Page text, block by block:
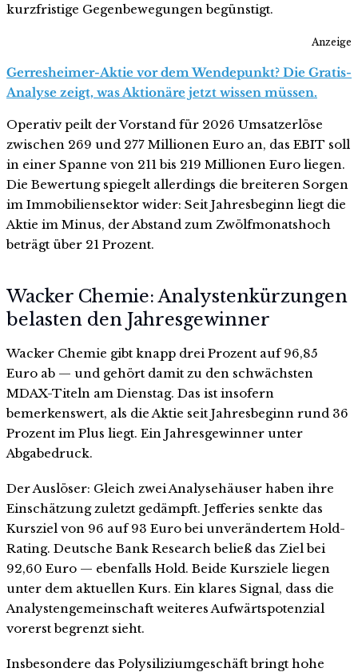
kurzfristige Gegenbewegungen begünstigt.
Anzeige
Gerresheimer-Aktie vor dem Wendepunkt? Die Gratis-
Analyse zeigt, was Aktionäre jetzt wissen müssen.
Operativ peilt der Vorstand für 2026 Umsatzerlöse
zwischen 269 und 277 Millionen Euro an, das EBIT soll
in einer Spanne von 211 bis 219 Millionen Euro liegen.
Die Bewertung spiegelt allerdings die breiteren Sorgen
im Immobiliensektor wider: Seit Jahresbeginn liegt die
Aktie im Minus, der Abstand zum Zwölfmonatshoch
beträgt über 21 Prozent.
Wacker Chemie: Analystenkürzungen
belasten den Jahresgewinner
Wacker Chemie gibt knapp drei Prozent auf 96,85
Euro ab — und gehört damit zu den schwächsten
MDAX-Titeln am Dienstag. Das ist insofern
bemerkenswert, als die Aktie seit Jahresbeginn rund 36
Prozent im Plus liegt. Ein Jahresgewinner unter
Abgabedruck.
Der Auslöser: Gleich zwei Analysehäuser haben ihre
Einschätzung zuletzt gedämpft. Jefferies senkte das
Kursziel von 96 auf 93 Euro bei unverändertem Hold-
Rating. Deutsche Bank Research beließ das Ziel bei
92,60 Euro — ebenfalls Hold. Beide Kursziele liegen
unter dem aktuellen Kurs. Ein klares Signal, dass die
Analystengemeinschaft weiteres Aufwärtspotenzial
vorerst begrenzt sieht.
Insbesondere das Polysiliziumgeschäft bringt hohe